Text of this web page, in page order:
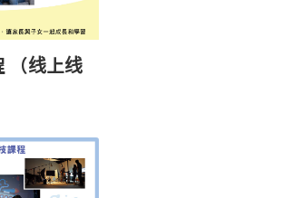
（线上线